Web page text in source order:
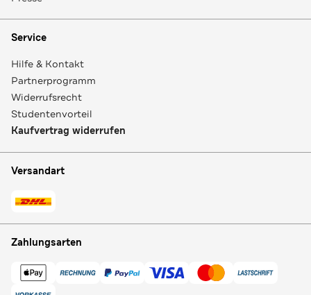
Service
Hilfe & Kontakt
Partnerprogramm
Widerrufsrecht
Studentenvorteil
Kaufvertrag widerrufen
Versandart
Zahlungsarten